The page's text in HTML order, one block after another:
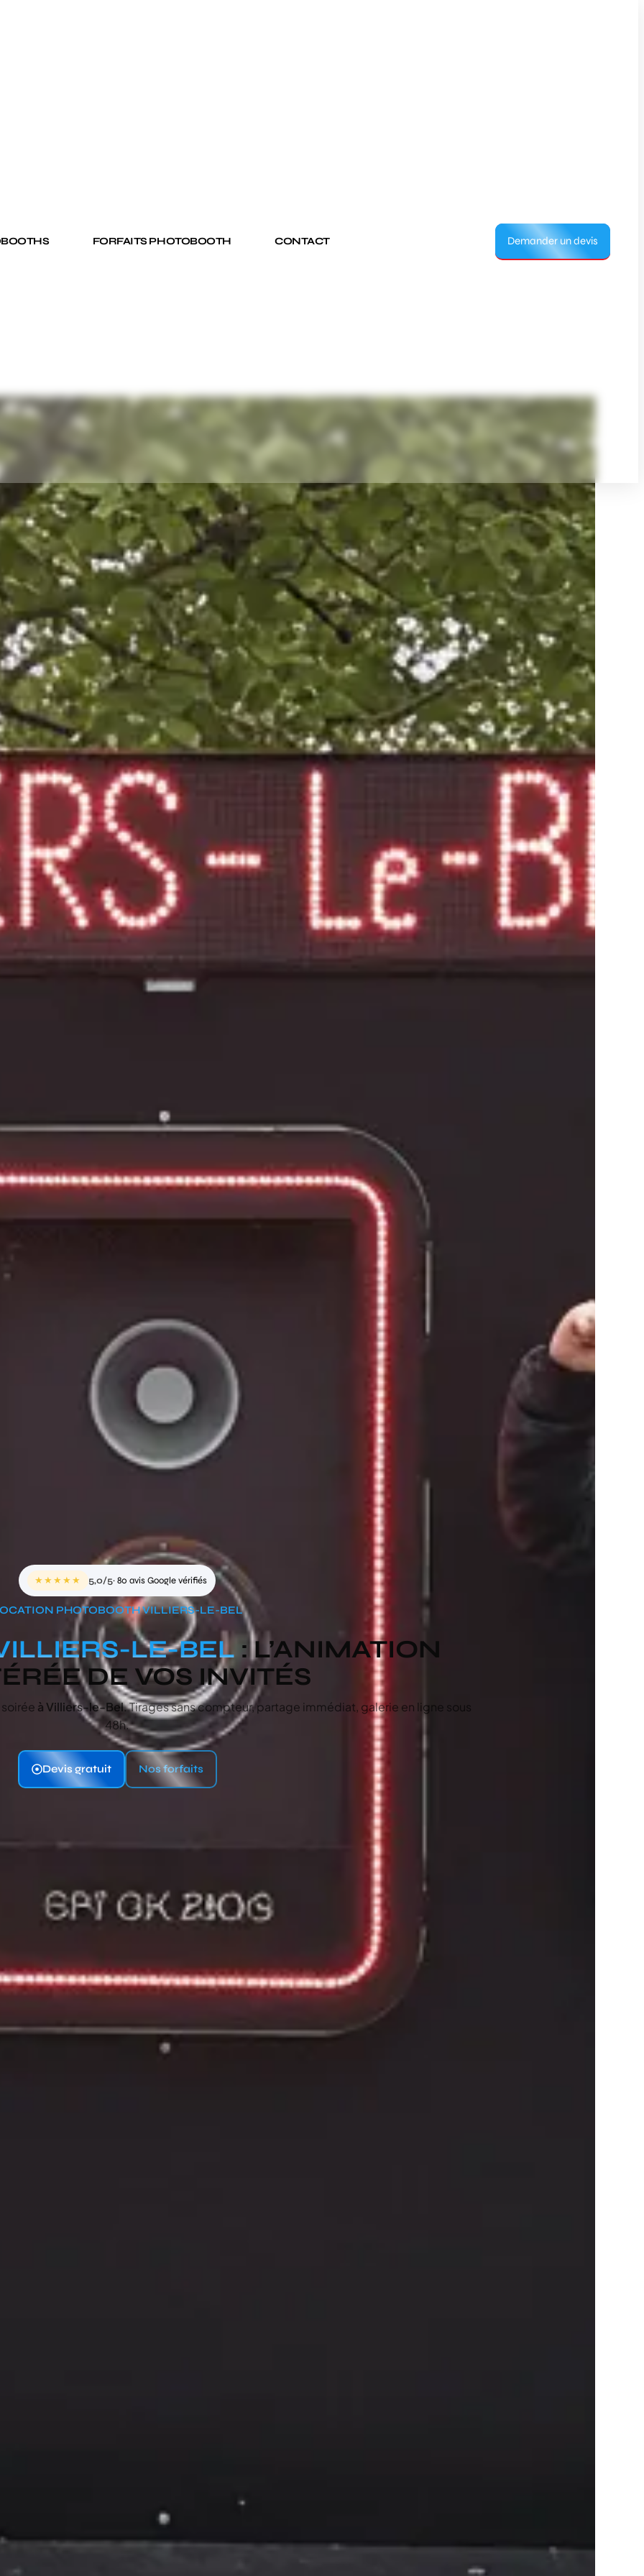
FORFAITS PHOTOBOOTH CONTACT Demander un devis
★★★★★ 5,0/5· 80 avis Google vérifiés
PHOTOBOOTH VILLIERS-LE-BEL
LE-BEL : L’ANIMATION
DE VOS INVITÉS
à Villiers-le-Bel. Tirages sans compteur, partage immédiat, galerie en ligne sous
48h.
Devis gratuit Nos forfaits